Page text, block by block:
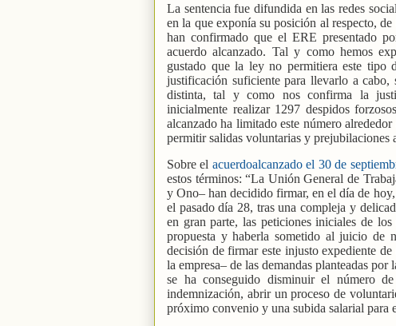
La sentencia fue difundida en las redes
en la que exponía su posición al respecto,
han confirmado que el ERE presentado
acuerdo alcanzado. Tal y como hemos
gustado que la ley no permitiera este tipo
justificación suficiente para llevarlo a cabo,
distinta, tal y como nos confirma la
inicialmente realizar 1297 despidos
alcanzado ha limitado este número
permitir salidas voluntarias y prejubilaciones
Sobre el acuerdoalcanzado el 30 de
estos términos: “La Unión General de
y Ono– han decidido firmar, en el día de
el pasado día 28, tras una compleja y
en gran parte, las peticiones iniciales de
propuesta y haberla sometido al juicio de
decisión de firmar este injusto expediente
la empresa– de las demandas planteadas
se ha conseguido disminuir el número
indemnización, abrir un proceso de
próximo convenio y una subida salarial para